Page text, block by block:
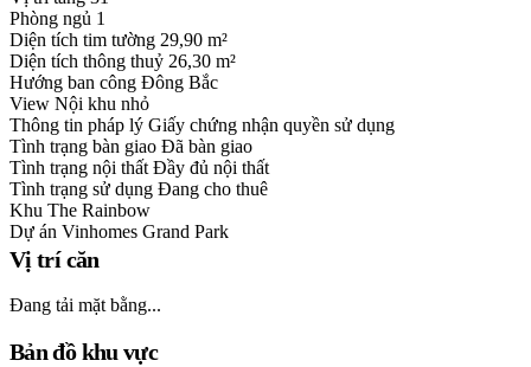
Phòng ngủ 1
Diện tích tim tường 29,90 m²
Diện tích thông thuỷ 26,30 m²
Hướng ban công Đông Bắc
View Nội khu nhỏ
Thông tin pháp lý Giấy chứng nhận quyền sử dụng
Tình trạng bàn giao Đã bàn giao
Tình trạng nội thất Đầy đủ nội thất
Tình trạng sử dụng Đang cho thuê
Khu The Rainbow
Dự án Vinhomes Grand Park
Vị trí căn
Đang tải mặt bằng...
Bản đồ khu vực